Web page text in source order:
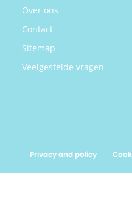
Over ons
Contact
Sitemap
Veelgestelde vragen
Privacy and policy